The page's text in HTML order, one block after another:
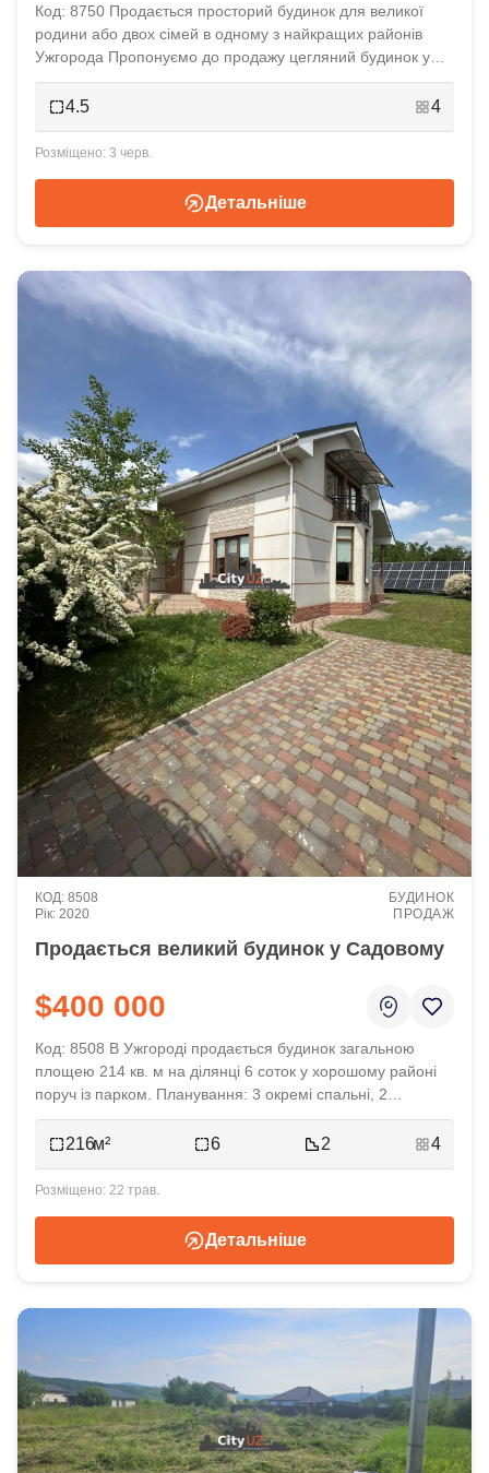
Код: 8750 Продається просторий будинок для великої
родини або двох сімей в одному з найкращих районів
Ужгорода Пропонуємо до продажу цегляний будинок у
чудовій локації в Компотному районі – всього за кілька
хвилин від парку Боздош та супермаркету Дастор.
родин: має ...3 черв.
4.5 4
Детальніше
Продається великий будинок у Садовому
Код: 8508 В Ужгороді продається будинок загальною
площею 214 кв. м на ділянці 6 соток у хорошому районі
поруч із парком. Планування: 3 окремі спальні, 2
санвузли, гардеробна, 3 комори, простора кухня, велика
вітальня, гараж та тераса. Ціна 400 000 у. о.
2020
8508
БУДИНОК
ПРОДАЖ
22 трав.
$400 000
216 6 2 4
Детальніше